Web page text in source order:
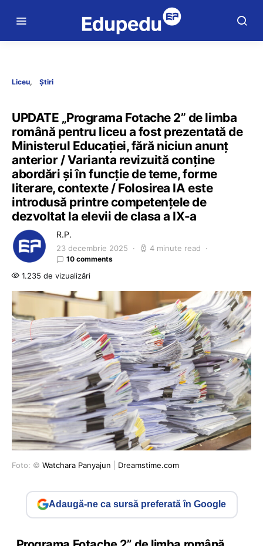
Liceu Știri
UPDATE „Programa Fotache 2” de limba
română pentru liceu a fost prezentată de
Ministerul Educației, fără niciun anunț
anterior / Varianta revizuită conține
abordări și în funcție de teme, forme
literare, contexte / Folosirea IA este
introdusă printre competențele de
dezvoltat la elevii de clasa a IX-a
R.P.
23 decembrie 2025 4 minute read
10 comments
1.235 de vizualizări
Foto: © Watchara Panyajun Dreamstime.com
Adaugă-ne ca sursă preferată în Google